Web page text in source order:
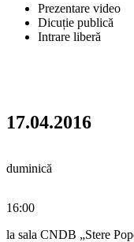
Prezentare video
Dicuție publică
Intrare liberă
17.04.2016
duminică
16:00
la sala CNDB „Stere